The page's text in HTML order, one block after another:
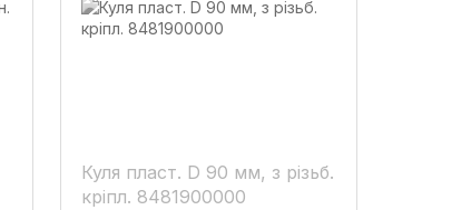
Куля пласт. D 90 мм, з різьб.
кріпл. 8481900000